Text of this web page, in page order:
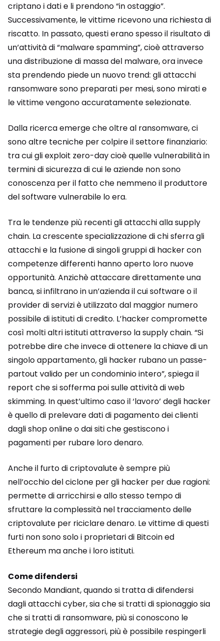
criptano i dati e li prendono “in ostaggio”.
Successivamente, le vittime ricevono una richiesta di
riscatto. In passato, questi erano spesso il risultato di
un’attività di “malware spamming”, cioè attraverso
una distribuzione di massa del malware, ora invece
sta prendendo piede un nuovo trend: gli attacchi
ransomware sono preparati per mesi, sono mirati e
le vittime vengono accuratamente selezionate.
Dalla ricerca emerge che oltre al ransomware, ci
sono altre tecniche per colpire il settore finanziario:
tra cui gli exploit zero-day cioè quelle vulnerabilità in
termini di sicurezza di cui le aziende non sono
conoscenza per il fatto che nemmeno il produttore
del software vulnerabile lo era.
Tra le tendenze più recenti gli attacchi alla supply
chain. La crescente specializzazione di chi sferra gli
attacchi e la fusione di singoli gruppi di hacker con
competenze differenti hanno aperto loro nuove
opportunità. Anzichè attaccare direttamente una
banca, si infiltrano in un’azienda il cui software o il
provider di servizi è utilizzato dal maggior numero
possibile di istituti di credito. L’hacker compromette
così molti altri istituti attraverso la supply chain. “Si
potrebbe dire che invece di ottenere la chiave di un
singolo appartamento, gli hacker rubano un passe-
partout valido per un condominio intero”, spiega il
report che si sofferma poi sulle attività di web
skimming. In quest’ultimo caso il ‘lavoro’ degli hacker
è quello di prelevare dati di pagamento dei clienti
dagli shop online o dai siti che gestiscono i
pagamenti per rubare loro denaro.
Anche il furto di criptovalute è sempre più
nell’occhio del ciclone per gli hacker per due ragioni:
permette di arricchirsi e allo stesso tempo di
sfruttare la complessità nel tracciamento delle
criptovalute per riciclare denaro. Le vittime di questi
furti non sono solo i proprietari di Bitcoin ed
Ethereum ma anche i loro istituti.
Come difendersi
Secondo Mandiant, quando si tratta di difendersi
dagli attacchi cyber, sia che si tratti di spionaggio sia
che si tratti di ransomware, più si conoscono le
strategie degli aggressori, più è possibile respingerli